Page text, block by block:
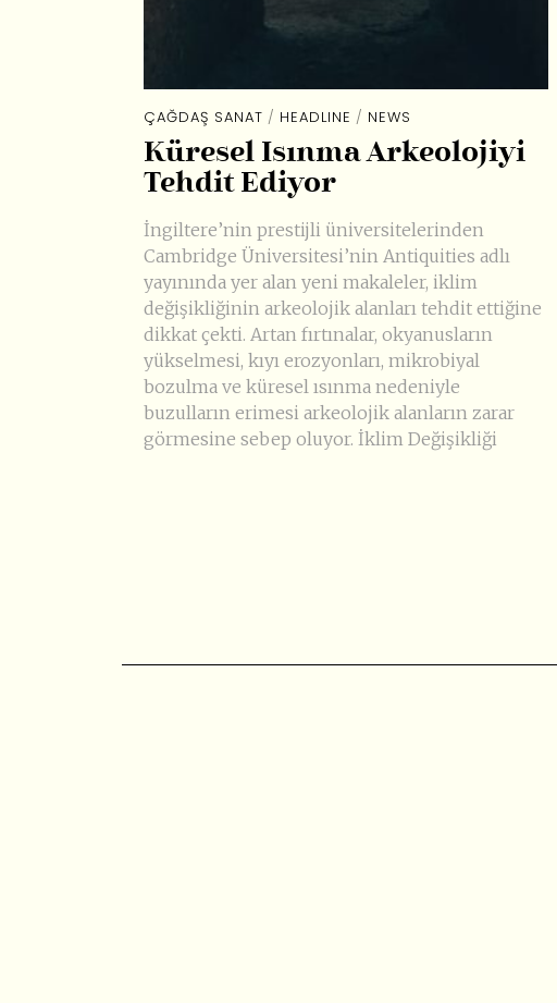
ÇAĞDAŞ SANAT / HEADLINE / NEWS
Küresel Isınma Arkeolojiyi
Tehdit Ediyor
İngiltere’nin prestijli üniversitelerinden
Cambridge Üniversitesi’nin Antiquities adlı
yayınında yer alan yeni makaleler, iklim
değişikliğinin arkeolojik alanları tehdit ettiğine
dikkat çekti. Artan fırtınalar, okyanusların
yükselmesi, kıyı erozyonları, mikrobiyal
bozulma ve küresel ısınma nedeniyle
buzulların erimesi arkeolojik alanların zarar
görmesine sebep oluyor. İklim Değişikliği